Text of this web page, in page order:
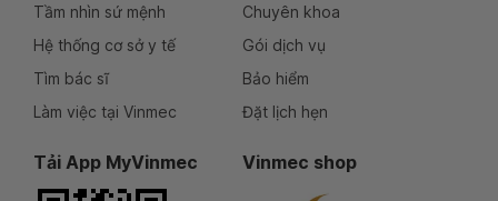
Tầm nhìn sứ mệnh
Hệ thống cơ sở y tế
Tìm bác sĩ
Làm việc tại Vinmec
Chuyên khoa
Gói dịch vụ
Bảo hiểm
Đặt lịch hẹn
Tải App MyVinmec Vinmec shop